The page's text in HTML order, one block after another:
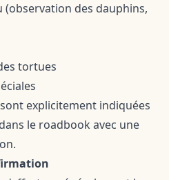
(observation des dauphins,
tortues
explicitement indiquées
le roadbook avec une